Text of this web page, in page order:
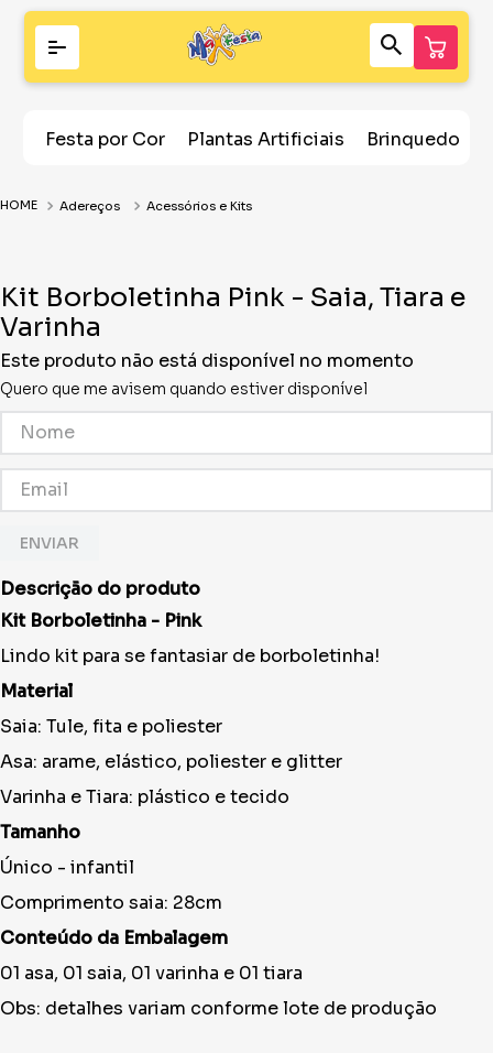
Festa por Cor Plantas Artificiais Brinquedos
Adereços Acessórios e Kits
Kit Borboletinha Pink - Saia, Tiara e
Varinha
Este produto não está disponível no momento
Quero que me avisem quando estiver disponível
ENVIAR
Descrição do produto
Kit Borboletinha - Pink
Lindo kit para se fantasiar de borboletinha!
Material
Saia: Tule, fita e poliester
Asa: arame, elástico, poliester e glitter
Varinha e Tiara: plástico e tecido
Tamanho
Único - infantil
Comprimento saia: 28cm
Conteúdo da Embalagem
01 asa, 01 saia, 01 varinha e 01 tiara
Obs: detalhes variam conforme lote de produção